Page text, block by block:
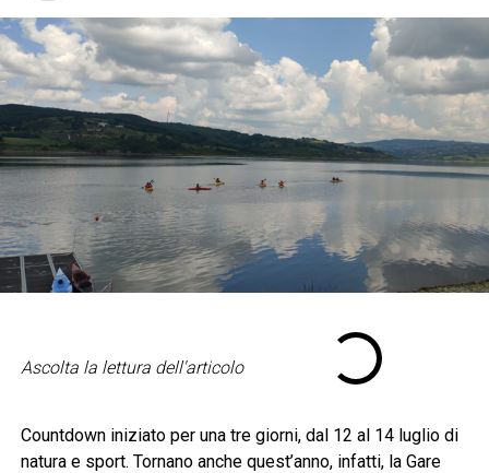
Ascolta la lettura dell'articolo
Countdown iniziato per una tre giorni, dal 12 al 14 luglio di
natura e sport. Tornano anche quest’anno, infatti, la Gare